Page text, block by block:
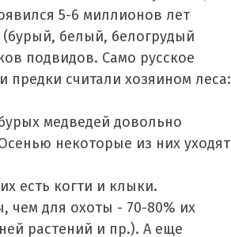
5-6 миллионов лет
белый, белогрудый
подвидов. Само русское
считали хозяином леса:
медведей довольно
некоторые из них уходят
есть когти и клыки.
чем для охоты - 70-80% их
растений и пр.). А еще